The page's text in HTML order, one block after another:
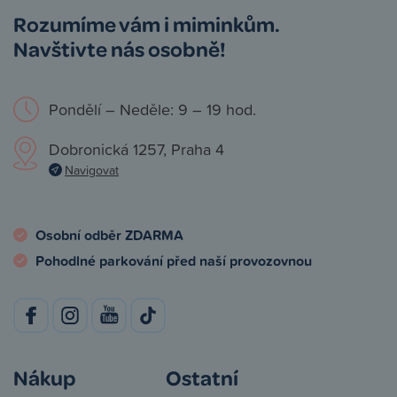
Rozumíme vám i miminkům.
Navštivte nás osobně!
Pondělí – Neděle: 9 – 19 hod.
Dobronická 1257, Praha 4
Navigovat
Osobní odběr ZDARMA
Pohodlné parkování před naší provozovnou
Nákup Ostatní